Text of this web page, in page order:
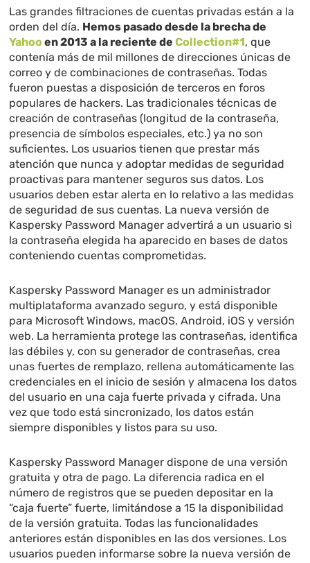
Las grandes filtraciones de cuentas privadas están a la
orden del día. Hemos pasado desde la brecha de
Yahoo en 2013 a la reciente deCollection#1, que
contenía más de mil millones de direcciones únicas de
correo y de combinaciones de contraseñas. Todas
fueron puestas a disposición de terceros en foros
populares de hackers. Las tradicionales técnicas de
creación de contraseñas (longitud de la contraseña,
presencia de símbolos especiales, etc.) ya no son
suficientes. Los usuarios tienen que prestar más
atención que nunca y adoptar medidas de seguridad
proactivas para mantener seguros sus datos. Los
usuarios deben estar alerta en lo relativo a las medidas
de seguridad de sus cuentas. La nueva versión de
Kaspersky Password Manager advertirá a un usuario si
la contraseña elegida ha aparecido en bases de datos
conteniendo cuentas comprometidas.
Kaspersky Password Manager es un administrador
multiplataforma avanzado seguro, y está disponible
para Microsoft Windows, macOS, Android, iOS y versión
web. La herramienta protege las contraseñas, identifica
las débiles y, con su generador de contraseñas, crea
unas fuertes de remplazo, rellena automáticamente las
credenciales en el inicio de sesión y almacena los datos
del usuario en una caja fuerte privada y cifrada. Una
vez que todo está sincronizado, los datos están
siempre disponibles y listos para su uso.
Kaspersky Password Manager dispone de una versión
gratuita y otra de pago. La diferencia radica en el
número de registros que se pueden depositar en la
“caja fuerte” fuerte, limitándose a 15 la disponibilidad
de la versión gratuita. Todas las funcionalidades
anteriores están disponibles en las dos versiones. Los
usuarios pueden informarse sobre la nueva versión de